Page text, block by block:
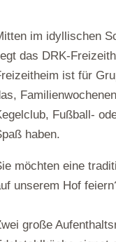
im idyllischen
das DRK-
ist für
Fußball-
haben.
möchten eine
unserem Hof
große